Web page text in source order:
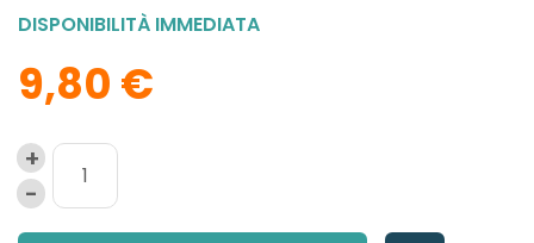
DISPONIBILITÀ IMMEDIATA
9,80 €